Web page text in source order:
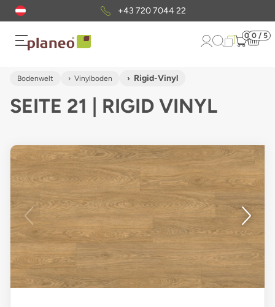
KostenloserMusterversand
0 0 / 5
Bodenwelt Vinylboden Rigid-Vinyl
SEITE 21 | RIGID VINYL